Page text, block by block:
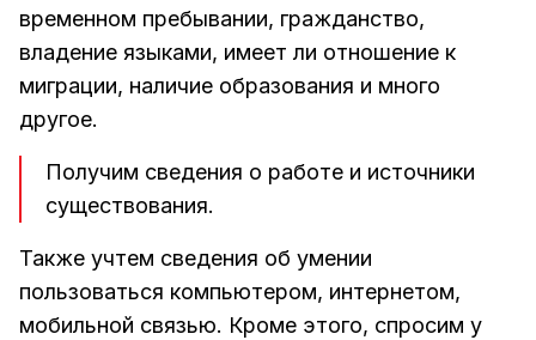
временном пребывании, гражданство,
владение языками, имеет ли отношение к
миграции, наличие образования и много
другое.
Получим сведения о работе и источники
существования.
Также учтем сведения об умении
пользоваться компьютером, интернетом,
мобильной связью. Кроме этого, спросим у